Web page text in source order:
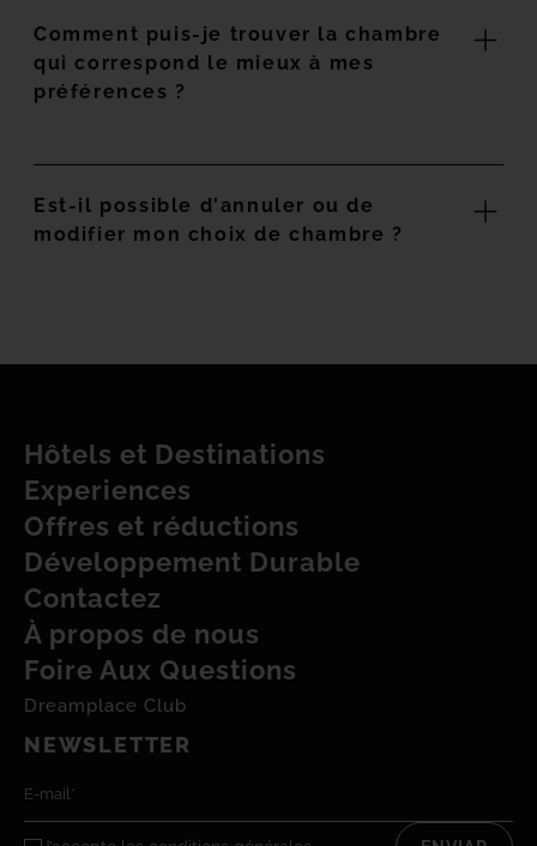
Comment puis-je trouver la chambre
qui correspond le mieux à mes
préférences ?
Est-il possible d'annuler ou de
modifier mon choix de chambre ?
Hôtels et Destinations
Experiences
Offres et réductions
Développement Durable
Contactez
À propos de nous
Foire Aux Questions
Dreamplace Club
NEWSLETTER